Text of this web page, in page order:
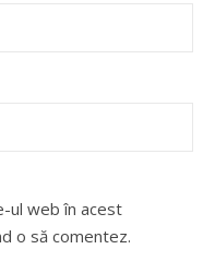
ul web în acest
o să comentez.